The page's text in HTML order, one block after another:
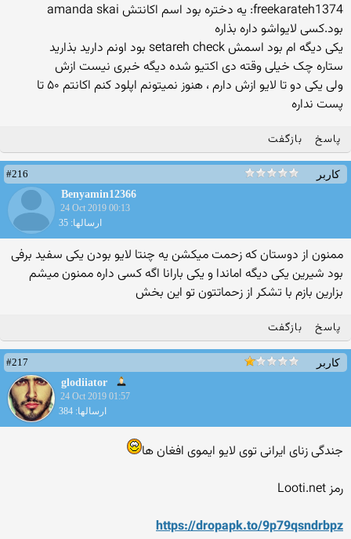
freekarateh1374: یه دختره بود اسم اکانتش amanda skai
بود.کسی لایواشو داره بذاره
یکی دیگه ام بود اسمش setareh check بود اونم دارید بذارید
ستاره چک خیلی وقته دی اکتیو شده دیگه خبری نیست ازش
ولی یکی دو تا لایو ازش دارم ، هنوز نمیتونم اپلود کنم اکانتم ۵۰ تا
پست نداره
پاسخ بازگفت
کاربر
#216
Benyamin12366
24 Oct 2019 00:13
ارسالها: 35
ممنون از دوستان که زحمت میکشن یه چنتا لایو بودن یکی سفید برفی
بود شیرین یکی دیگه اماندا و یکی بارانا اگه کسی داره ممنون میشم
بزارین بازم با تشکر از زحماتتون تو این بخش
پاسخ بازگفت
کاربر
#217
glodiiator
24 Oct 2019 01:57
ارسالها: 384
جندگی زنای ایرانی توی لایو ایموی افغان ها
رمز Looti.net
https://dropapk.to/9p79qsndrbpz